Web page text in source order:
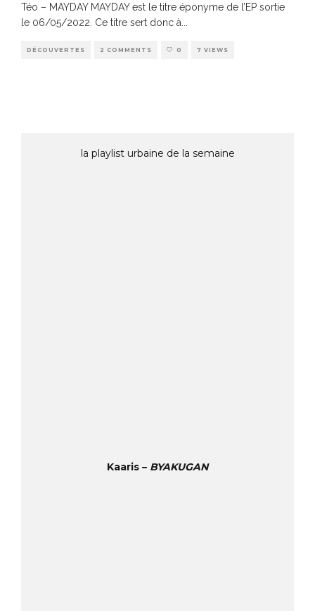
Téo – MAYDAY MAYDAY est le titre éponyme de l’EP sortie
le 06/05/2022. Ce titre sert donc à
DÉCOUVERTES 2 COMMENTS 0 7 VIEWS
la playlist urbaine de la semaine
Kaaris – BYAKUGAN